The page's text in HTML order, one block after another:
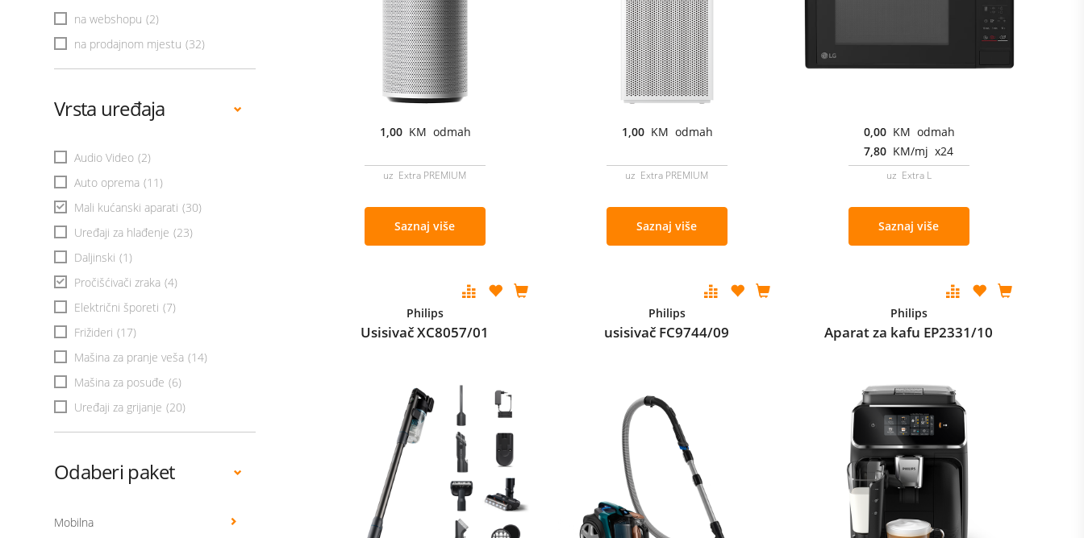
na webshopu (2)
na prodajnom mjestu (32)
Vrsta uređaja
Audio Video (2)
Auto oprema (11)
Mali kućanski aparati (30)
Uređaji za hlađenje (23)
Daljinski (1)
Pročišćivači zraka (4)
Električni šporeti (7)
Frižideri (17)
Mašina za pranje veša (14)
Mašina za posuđe (6)
Uređaji za grijanje (20)
Odaberi paket
Mobilna
1,00 KM odmah
uz Extra PREMIUM
Saznaj više
1,00 KM odmah
uz Extra PREMIUM
Saznaj više
0,00 KM odmah
7,80 KM/mj x24
uz Extra L
Saznaj više
Philips
Usisivač XC8057/01
Philips
usisivač FC9744/09
Philips
Aparat za kafu EP2331/10